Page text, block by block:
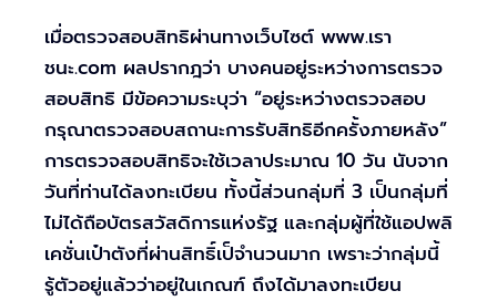
เมื่อตรวจสอบสิทธิผ่านทางเว็บไซต์ www.เรา
ชนะ.com ผลปรากฎว่า บางคนอยู่ระหว่างการตรวจ
สอบสิทธิ มีข้อความระบุว่า “อยู่ระหว่างตรวจสอบ
กรุณาตรวจสอบสถานะการรับสิทธิอีกครั้งภายหลัง”
การตรวจสอบสิทธิจะใช้เวลาประมาณ 10 วัน นับจาก
วันที่ท่านได้ลงทะเบียน ทั้งนี้ส่วนกลุ่มที่ 3 เป็นกลุ่มที่
ไม่ได้ถือบัตรสวัสดิการแห่งรัฐ และกลุ่มผู้ที่ใช้แอปพลิ
เคชั่นเป๋าตังที่ผ่านสิทธิ์เป็จำนวนมาก เพราะว่ากลุ่มนี้
รู้ตัวอยู่แล้วว่าอยู่ในเกณฑ์ ถึงได้มาลงทะเบียน